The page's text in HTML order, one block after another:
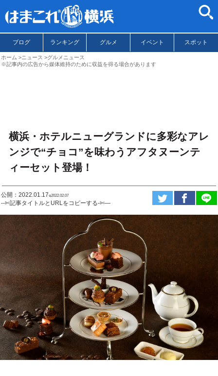
ブログ ランキング グルメ イベント スポット
ホーム ニュース
グルメニュース
※記事内の広告から媒体維持のために収益を得る場合があります
横浜・ホテルニューグランドに多彩なアレ
ンジで“チョコ”を味わうアフタヌーンテ
ィーセット登場！
公開：2022.01.17ಇ2022.02.07
--✄記事タイトルとURLをコピーする-✄—